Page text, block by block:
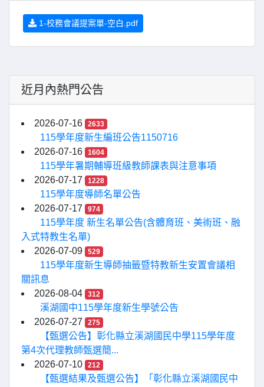
1-校務會議提案單-空白.pdf
近月內熱門公告
2026-07-16 2633
115學年度新生編班公告1150716
2026-07-16
1604
115學年暑期輔導班級教師課表與注意事項
2026-07-17
1228
115學年度導師名單公告
2026-07-17
974
115學年度 新生名單公告(含體育班、美術班、融
入式特教生名單)
2026-07-09
529
115學年度新生導師抽籤暨特教新生安置會議相
關訊息
2026-08-04
312
溪湖國中115學年度新生學號公告
2026-07-27
275
【甄選公告】彰化縣立溪湖國民中學115學年度
第4次代理教師甄選簡...
2026-07-10
212
【甄選結果及甄選公告】「彰化縣立溪湖國民中